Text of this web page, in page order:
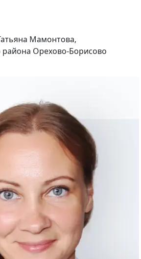
Мамонтова,
района Орехово-Борисово